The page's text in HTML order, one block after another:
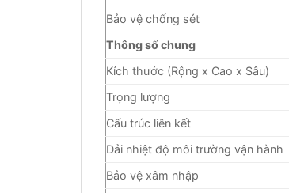
Bảo vệ chống sét
Thông số chung
Kích thước (Rộng x Cao x Sâu)
Trọng lượng
Cấu trúc liên kết
Dải nhiệt độ môi trường vận hành
Bảo vệ xâm nhập